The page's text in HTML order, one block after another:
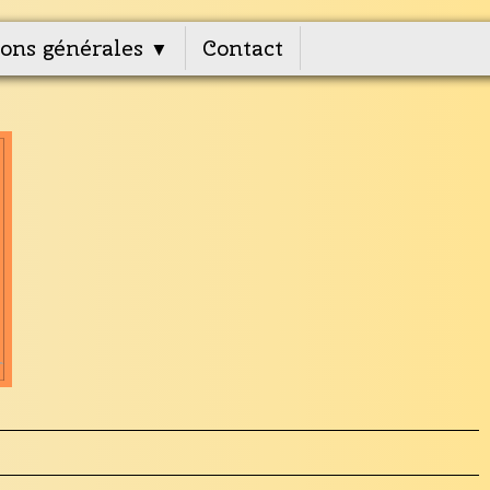
générales ▼ Contact